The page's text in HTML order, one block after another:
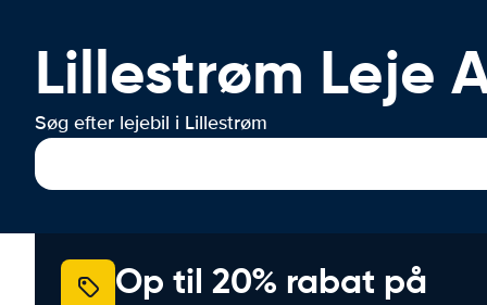
Lillestrøm Leje
Søg efter lejebil i Lillestrøm
Op til 20% rabat på